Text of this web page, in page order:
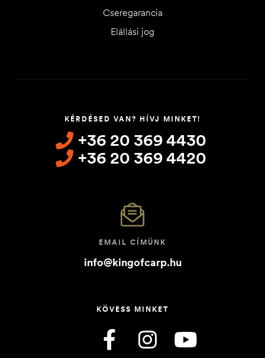
Cseregarancia
Elállási jog
KÉRDÉSED VAN? HÍVJ MINKET!
+36 20 369 4430
+36 20 369 4420
EMAIL CÍMÜNK
info@kingofcarp.hu
KÖVESS MINKET